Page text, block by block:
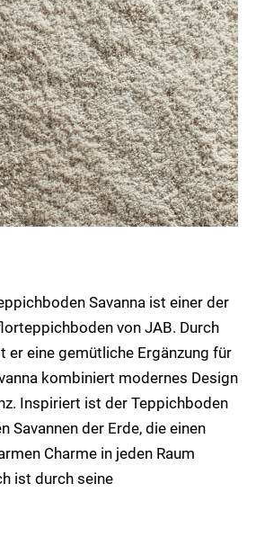
Savanna ist einer der
von JAB. Durch
er eine gemütliche Ergänzung für
kombiniert modernes Design
Inspiriert ist der Teppichboden
Savannen der Erde, die einen
Charme in jeden Raum
ist durch seine